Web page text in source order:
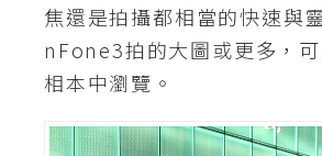
焦還是拍攝都相當的快速與
nFone3拍的大圖或更多，
相本中瀏覽。